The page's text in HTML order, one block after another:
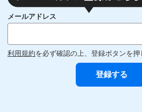
メールアドレス
利用規約を必ず確認の上、登録ボタンを押